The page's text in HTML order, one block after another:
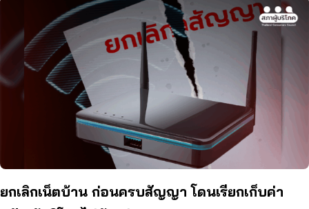
ยกเลิกเน็ตบ้าน ก่อนครบสัญญา โดนเรียกเก็บค่า